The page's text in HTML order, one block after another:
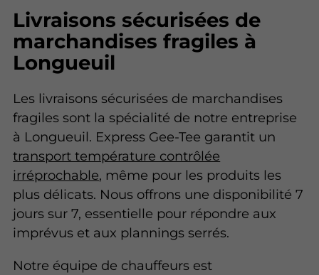
Livraisons sécurisées de
marchandises fragiles à
Longueuil
Les livraisons sécurisées de marchandises
fragiles sont la spécialité de notre entreprise
à Longueuil. Express Gee-Tee garantit un
transport température contrôlée
irréprochable, même pour les produits les
plus délicats. Nous offrons une disponibilité 7
jours sur 7, essentielle pour répondre aux
imprévus et aux plannings serrés.
Notre équipe de chauffeurs est